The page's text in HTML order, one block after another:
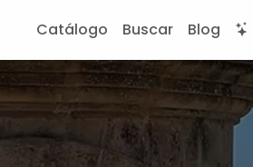
Catálogo Buscar Blog